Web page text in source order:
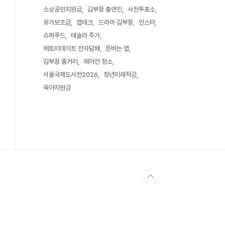
소상공인지원금 김부장 출연진
사전투표소
유가보조금
앱테크 드라마 김부장
인스타
슈퍼푸드
테슬라 주가
에토미데이트 전자담배
돈버는 앱
김부장 줄거리
에어컨 청소
서울국제도서전2026
청년미래적금
육아지원금